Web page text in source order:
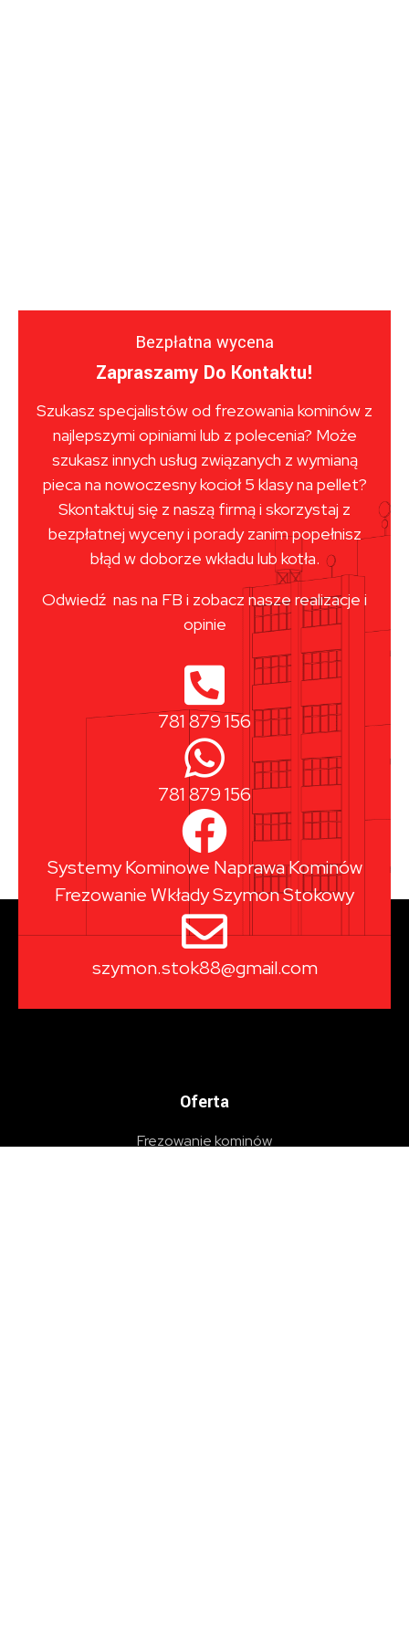
Bezpłatna wycena
Zapraszamy Do Kontaktu!
Szukasz specjalistów od frezowania kominów z
najlepszymi opiniami lub z polecenia? Może
szukasz innych usług związanych z wymianą
pieca na nowoczesny kocioł 5 klasy na pellet?
Skontaktuj się z naszą firmą i skorzystaj z
bezpłatnej wyceny i porady zanim popełnisz
błąd w doborze wkładu lub kotła.
Odwiedź nas na FB i zobacz nasze realizacje i
opinie
781 879 156
781 879 156
Systemy Kominowe Naprawa Kominów
Frezowanie Wkłady Szymon Stokowy
szymon.stok88@gmail.com
Oferta
Frezowanie kominów